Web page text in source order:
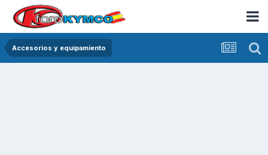
Accesorios y equipamiento